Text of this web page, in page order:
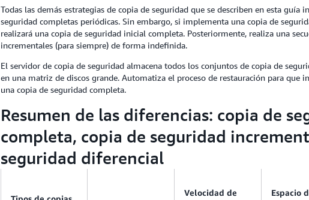
Todas las demás estrategias de copia de seguridad que se describen en esta guía
seguridad completas periódicas. Sin embargo, si implementa una copia de
realizará una copia de seguridad inicial completa. Posteriormente, realiza una
incrementales (para siempre) de forma indefinida.
El servidor de copia de seguridad almacena todos los conjuntos de copia de
en una matriz de discos grande. Automatiza el proceso de restauración para que
una copia de seguridad completa.
Resumen de las diferencias: copia de
completa, copia de seguridad
seguridad diferencial
Velocidad de
Espacio